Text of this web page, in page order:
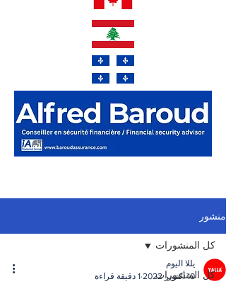
منشور
كل المنشورات
كل المنشورات
يللا اليوم
10 أكتوبر 2022
1 دقيقة قراءة